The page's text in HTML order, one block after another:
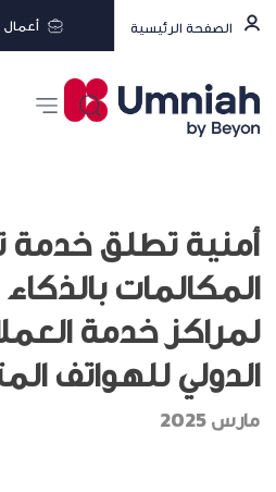
الصفحة الرئيسية أعمال
أمنية تطلق خدمة
المكالمات
لمراكز خدمة
الدولي للهواتف
مارس 2025